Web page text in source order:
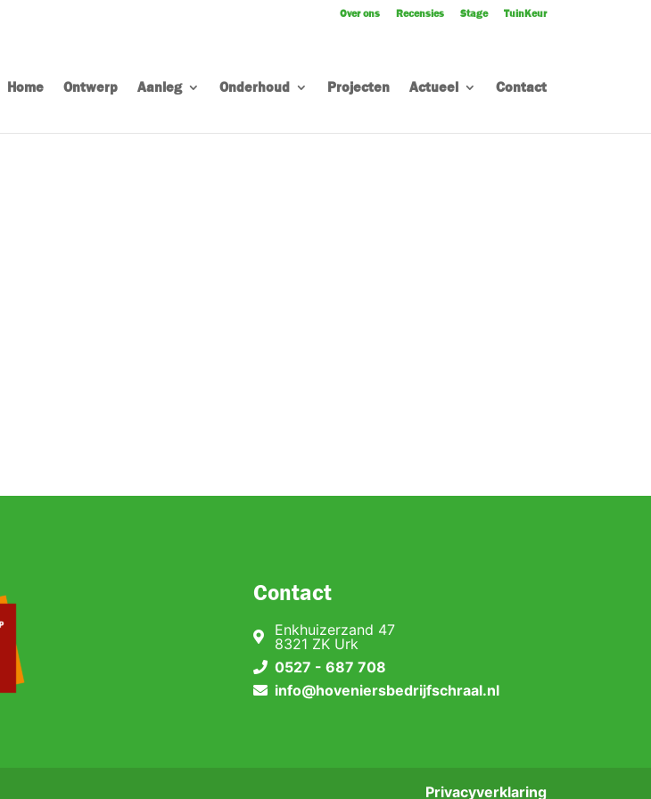
Over ons Recensies Stage TuinKeur
Home Ontwerp Aanleg Onderhoud Projecten Actueel Contact
Contact
Enkhuizerzand 47
8321 ZK Urk
0527 - 687 708
info@hoveniersbedrijfschraal.nl
Privacyverklaring